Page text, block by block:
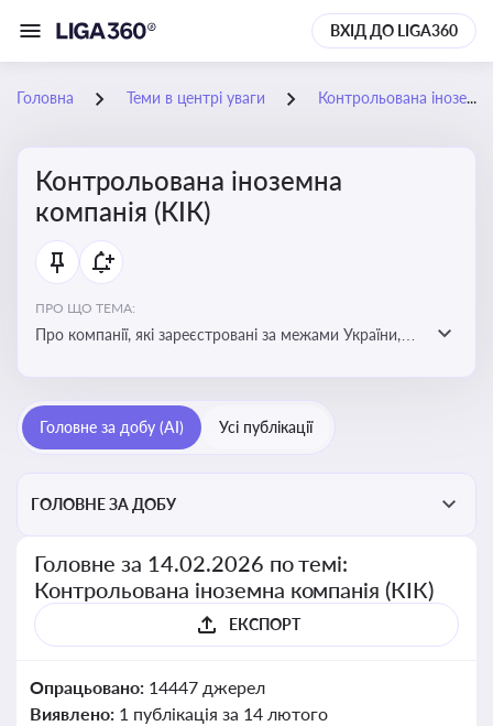
ВХІД ДО LIGA360
Головна Теми в центрі уваги Контрольована іноземна компанія (КІК)
Контрольована іноземна
компанія (КІК)
ПРО ЩО ТЕМА:
Про компанії, які зареєстровані за межами України,
органами України щодо своїх доходів і витрат
Головне за добу (AI) Усі публікації
ГОЛОВНЕ ЗА ДОБУ
Головне за 14.02.2026 по темі:
Контрольована іноземна компанія (КІК)
ЕКСПОРТ
Опрацьовано: 14447 джерел
Виявлено: 1 публікація за 14 лютого